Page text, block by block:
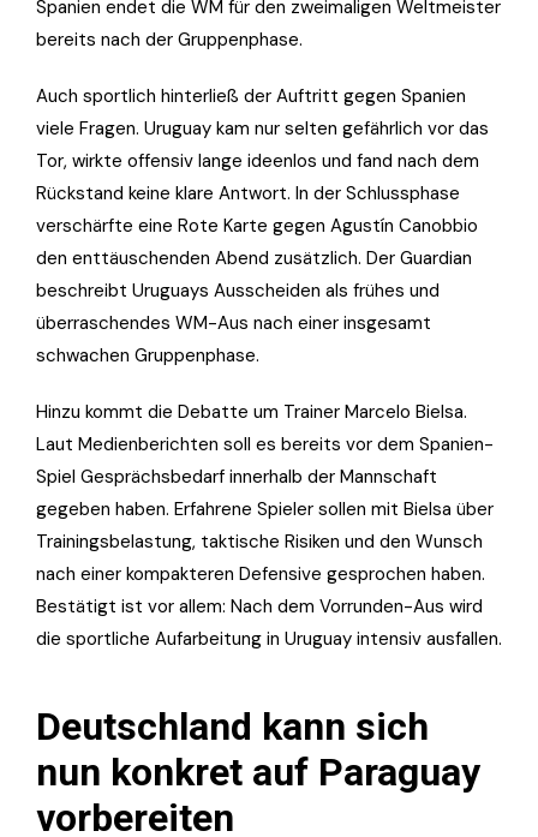
Spanien endet die WM für den zweimaligen Weltmeister
bereits nach der Gruppenphase.
Auch sportlich hinterließ der Auftritt gegen Spanien
viele Fragen. Uruguay kam nur selten gefährlich vor das
Tor, wirkte offensiv lange ideenlos und fand nach dem
Rückstand keine klare Antwort. In der Schlussphase
verschärfte eine Rote Karte gegen Agustín Canobbio
den enttäuschenden Abend zusätzlich. Der Guardian
beschreibt Uruguays Ausscheiden als frühes und
überraschendes WM-Aus nach einer insgesamt
schwachen Gruppenphase.
Hinzu kommt die Debatte um Trainer Marcelo Bielsa.
Laut Medienberichten soll es bereits vor dem Spanien-
Spiel Gesprächsbedarf innerhalb der Mannschaft
gegeben haben. Erfahrene Spieler sollen mit Bielsa über
Trainingsbelastung, taktische Risiken und den Wunsch
nach einer kompakteren Defensive gesprochen haben.
Bestätigt ist vor allem: Nach dem Vorrunden-Aus wird
die sportliche Aufarbeitung in Uruguay intensiv ausfallen.
Deutschland kann sich
nun konkret auf Paraguay
vorbereiten